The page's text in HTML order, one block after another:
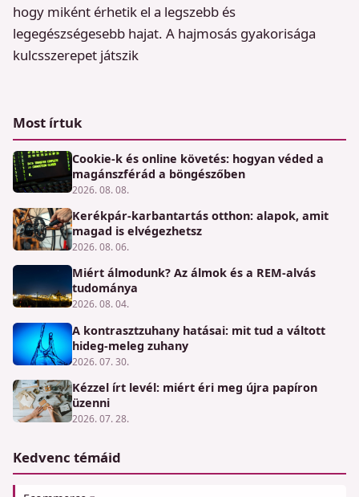
hogy miként érhetik el a legszebb és
legegészségesebb hajat. A hajmosás gyakorisága
kulcsszerepet játszik
Most írtuk
Cookie-k és online követés: hogyan véded a
magánszférád a böngészőben
2026. 08. 08.
Kerékpár-karbantartás otthon: alapok, amit
magad is elvégezhetsz
2026. 08. 06.
Miért álmodunk? Az álmok és a REM-alvás
tudománya
2026. 08. 04.
A kontrasztzuhany hatásai: mit tud a váltott
hideg-meleg zuhany
2026. 07. 30.
Kézzel írt levél: miért éri meg újra papíron
üzenni
2026. 07. 28.
Kedvenc témáid